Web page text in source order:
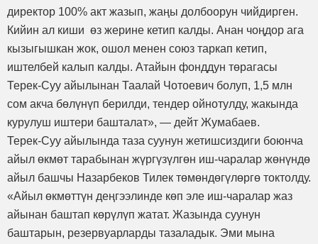
директор 100% акт жазып, жаңы долбоорун чийдирген.
Кийин ал киши өз жерине кетип калды. Анан чоңдор ага
кызыгышкан жок, ошол менен союз таркап кетип,
иштелбей калып калды. Атайын фонддун төрагасы
Терек-Суу айылынан Таалай Чотоевич болуп, 1,5 млн
сом акча бөлүнүп берилди, тендер ойнотулду, жакында
курулуш иштери башталат», — дейт Жумабаев.
Терек-Суу айылында таза суунун жетишсиздиги боюнча
айыл өкмөт тарабынан жүргүзүлгөн иш-чаралар жөнүндө
айыл башчы Назарбеков Тилек төмөндөгүлөргө токтолду.
«Айыл өкмөттүн деңгээлинде көп эле иш-чаралар жаз
айынан баштап көрүлүп жатат. Жазында суунун
баштарын, резервуарларды тазаладык. Эми мына